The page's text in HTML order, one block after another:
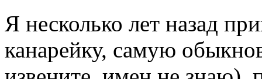
Я несколько лет назад
канарейку, самую